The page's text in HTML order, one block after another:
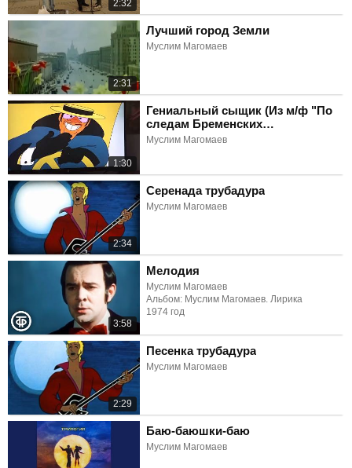
2:32
2:31
Лучший город Земли
Муслим Магомаев
1:30
Гениальный сыщик (Из м/ф "По
следам Бременских
музыкантов")
Муслим Магомаев
2:34
Серенада трубадура
Муслим Магомаев
3:58
Мелодия
Муслим Магомаев
Альбом: Муслим Магомаев. Лирика
1974 год
2:29
Песенка трубадура
Муслим Магомаев
Баю-баюшки-баю
Муслим Магомаев